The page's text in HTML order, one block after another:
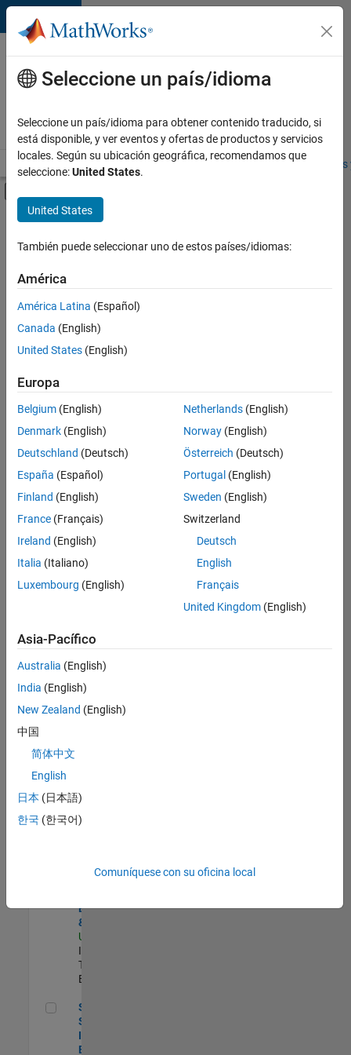
Saltar al contenido
Ofertas
de
empleo
MathWorks
Visión general Búsqueda de empleo Oficinas locales
Contenido principal
FILTRADO POR
Program Management
Industry Marketing
Ordenar por
Guardar
empleos
seleccionados
No se
han
traducido
todos
los
empleos.
Busque
por
ubicación
todos
empleos
en su
zona.
Oil & Gas Industry Manager
US-TX-Plano
Marketing |
Principal
Identity
Engineer - AD
& MS Entra ID
US-MA-Natick
Information
Technology |
Experimentado
Senior Security Infrastructure Engineer
Senior
Security
Infrastructure
Engineer
Seleccione un país/idioma
Seleccione un país/idioma para obtener contenido traducido, si
está disponible, y ver eventos y ofertas de productos y servicios
locales. Según su ubicación geográfica, recomendamos que
seleccione:United States.
United States
También puede seleccionar uno de estos países/idiomas:
América
América Latina (Español)
Canada (English)
United States (English)
Europa
Belgium (English)
Denmark (English)
Deutschland (Deutsch)
España (Español)
Finland (English)
France (Français)
Ireland (English)
Italia (Italiano)
Luxembourg (English)
Netherlands(English)
Norway(English)
Österreich (Deutsch)
Portugal (English)
Sweden (English)
Switzerland
Deutsch
English
Français
United Kingdom(English)
Asia-Pacífico
Australia (English)
India (English)
New Zealand (English)
中国
简体中文
English
日本 (日本語)
한국 (한국어)
Comuníquese con su oficina local